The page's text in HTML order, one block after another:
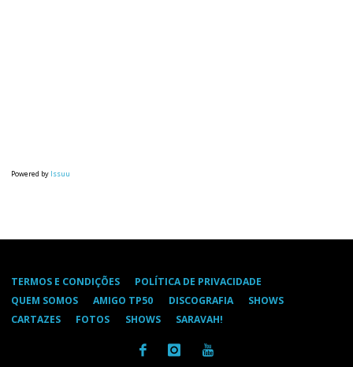
Powered by Issuu
TERMOS E CONDIÇÕES
POLÍTICA DE PRIVACIDADE
QUEM SOMOS
AMIGO TP50 DISCOGRAFIA
SHOWS
CARTAZES
FOTOS SHOWS SARAVAH!